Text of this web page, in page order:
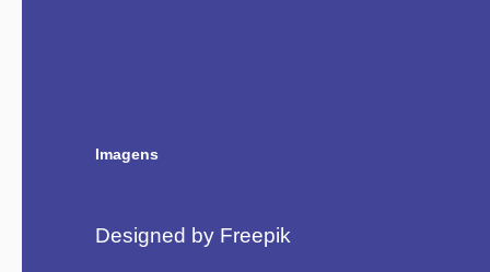
Imagens
Designed by Freepik